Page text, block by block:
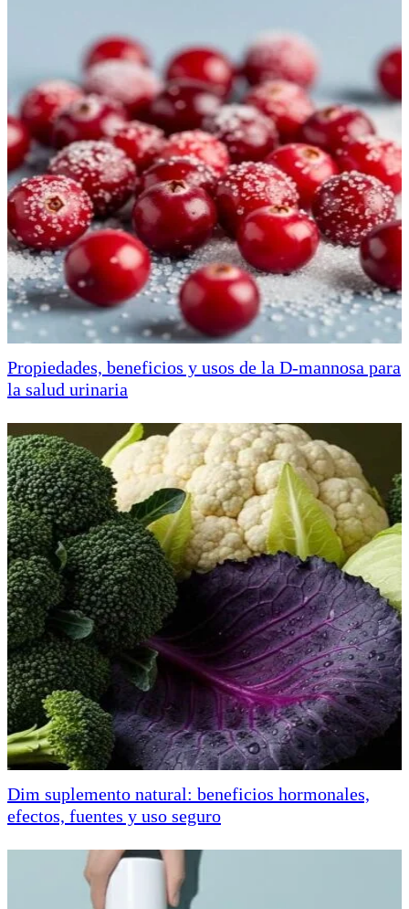
Propiedades, beneficios y usos de la D-mannosa para
la salud urinaria
Dim suplemento natural: beneficios hormonales,
efectos, fuentes y uso seguro